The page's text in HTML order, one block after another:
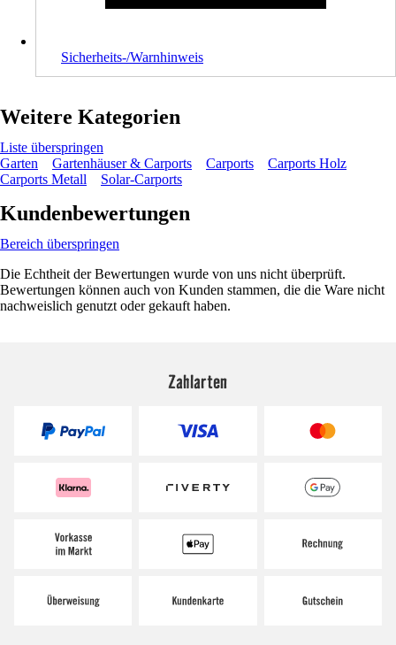
Sicherheits-/Warnhinweis
Weitere Kategorien
Liste überspringen
Garten
Gartenhäuser & Carports Carports
Carports Holz
Carports Metall
Solar-Carports
Kundenbewertungen
Bereich überspringen
Die Echtheit der Bewertungen wurde von uns nicht überprüft.
Bewertungen können auch von Kunden stammen, die die Ware nicht
nachweislich genutzt oder gekauft haben.
Zahlarten